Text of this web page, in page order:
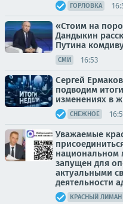
ГОРЛОВКА
«Стоим на
Дандыкин
Путина
СМИ 16:53
Сергей
подводим
изменениях в
СНЕЖНОЕ
Уважаемые
национальном
запущен для
актуальными
деятельности
КРАСНЫЙ ЛИМАН